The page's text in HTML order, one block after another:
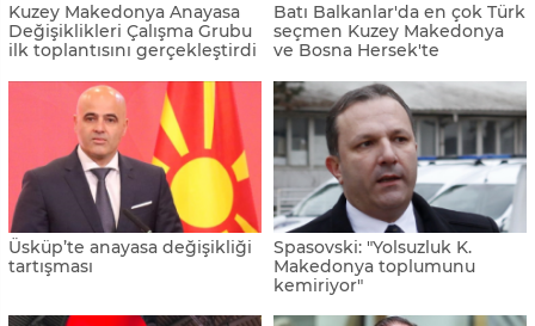
Kuzey Makedonya Anayasa
Değişiklikleri Çalışma Grubu
ilk toplantısını gerçekleştirdi
Batı Balkanlar'da en çok Türk
seçmen Kuzey Makedonya
ve Bosna Hersek'te
Üsküp’te anayasa değişikliği
tartışması
Spasovski: "Yolsuzluk K.
Makedonya toplumunu
kemiriyor"